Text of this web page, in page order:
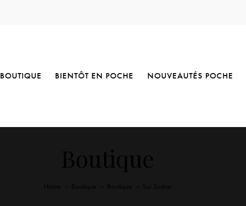
BOUTIQUE BIENTÔT EN POCHE NOUVEAUTÉS POCHE